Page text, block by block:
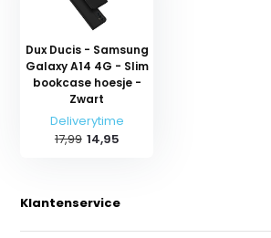
Dux Ducis - Samsung
Galaxy A14 4G - Slim
bookcase hoesje -
Zwart
Deliverytime
17,99 14,95
Klantenservice